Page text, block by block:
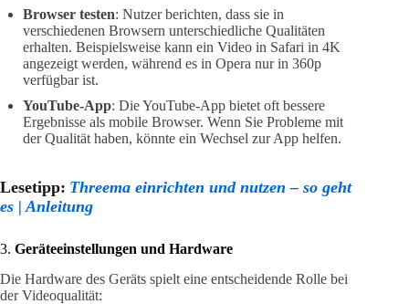
Browser testen: Nutzer berichten, dass sie in
verschiedenen Browsern unterschiedliche Qualitäten
erhalten. Beispielsweise kann ein Video in Safari in 4K
angezeigt werden, während es in Opera nur in 360p
verfügbar ist.
YouTube-App: Die YouTube-App bietet oft bessere
Ergebnisse als mobile Browser. Wenn Sie Probleme mit
der Qualität haben, könnte ein Wechsel zur App helfen.
Lesetipp: Threema einrichten und nutzen – so geht
es | Anleitung
3. Geräteeinstellungen und Hardware
Die Hardware des Geräts spielt eine entscheidende Rolle bei
der Videoqualität: